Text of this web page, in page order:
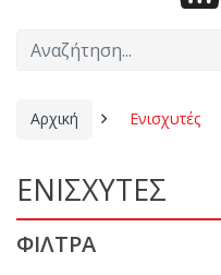
Αρχική Ενισχυτές
ΕΝΙΣΧΥΤΕΣ
ΦΙΛΤΡΑ